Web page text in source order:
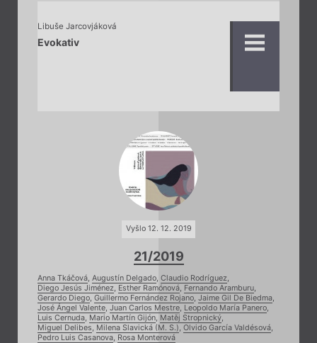
Libuše Jarcovjáková
Evokativ
Vyšlo 12. 12. 2019
21/2019
Anna Tkáčová, Augustín Delgado, Claudio Rodríguez,
Diego Jesús Jiménez, Esther Ramónová, Fernando Aramburu,
Gerardo Diego, Guillermo Fernández Rojano, Jaime Gil De Biedma,
José Ángel Valente, Juan Carlos Mestre, Leopoldo María Panero,
Luis Cernuda, Mario Martín Gijón, Matěj Stropnický,
Miguel Delibes, Milena Slavická (M. S.), Olvido García Valdésová,
Pedro Luis Casanova, Rosa Monterová